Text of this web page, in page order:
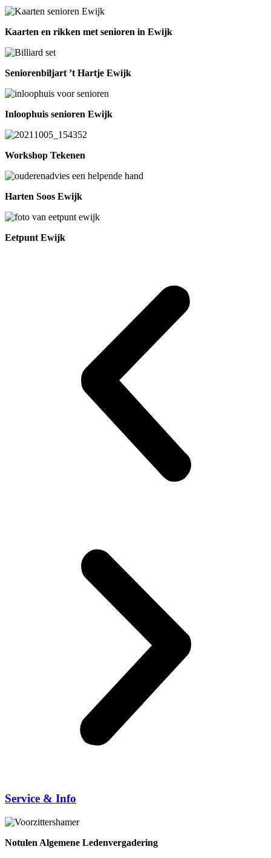
Kaarten en rikken met senioren in Ewijk
Seniorenbiljart ’t Hartje Ewijk
Inloophuis senioren Ewijk
Workshop Tekenen
Harten Soos Ewijk
Eetpunt Ewijk
Service & Info
Notulen Algemene Ledenvergadering